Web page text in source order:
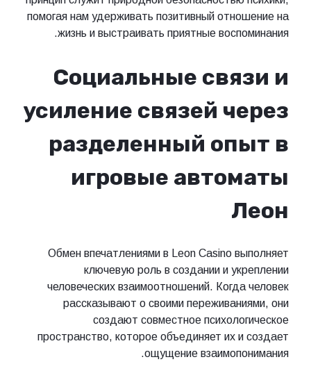
помогая нам удерживать позитивный отношение на
жизнь и выстраивать приятные воспоминания.
Социальные связи и
усиление связей через
разделенный опыт в
игровые автоматы
Леон
Обмен впечатлениями в Leon Casino выполняет
ключевую роль в создании и укреплении
человеческих взаимоотношений. Когда человек
рассказывают о своими переживаниями, они
создают совместное психологическое
пространство, которое объединяет их и создает
ощущение взаимопонимания.